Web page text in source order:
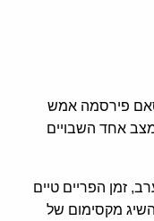
פירסמה אמש
אחד השבויים
זמן הפריים טיים
מקסימום של